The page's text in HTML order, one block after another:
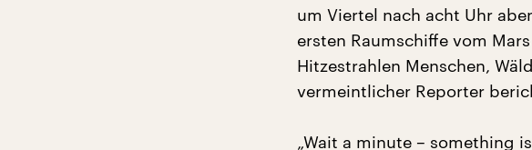
um Viertel nach acht Uhr
ersten Raumschiffe vom
Hitzestrahlen Menschen,
vermeintlicher Reporter
„Wait a minute – something